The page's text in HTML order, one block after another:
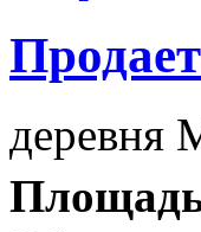
деревня